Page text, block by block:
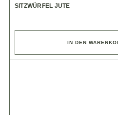
SITZWÜRFEL JUTE
IN DEN